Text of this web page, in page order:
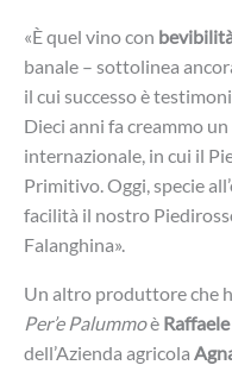
«È quel vino con
banale – sottolinea
il cui successo è
Dieci anni fa creammo
internazionale, in cui il
Primitivo. Oggi, specie
facilità il nostro
Falanghina».
Un altro produttore che
Per’e Palummoè
dell’Azienda agricola